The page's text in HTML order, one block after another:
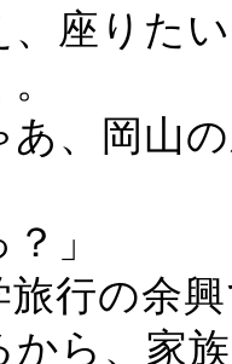
、座りた
あ、岡山
？」
旅行の余
から、家